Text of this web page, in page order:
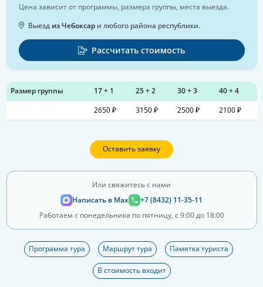
Размер группы 17 + 1 25 + 2 30 + 3
40 + 4
2650 ₽
3150 ₽ 2500 ₽ 2100 ₽
Оставить заявку
Или свяжитесь с нами
Написать в Max
+7 (8432) 11-35-11
Работаем с понедельника по пятницу, с 9:00 до 18:00
Программа тура Маршрут тура Памятка туриста
В стоимость входит
Цена зависит от программы, размера группы, места выезда.
Выезд из Чебоксари любого района республики.
Рассчитать стоимость